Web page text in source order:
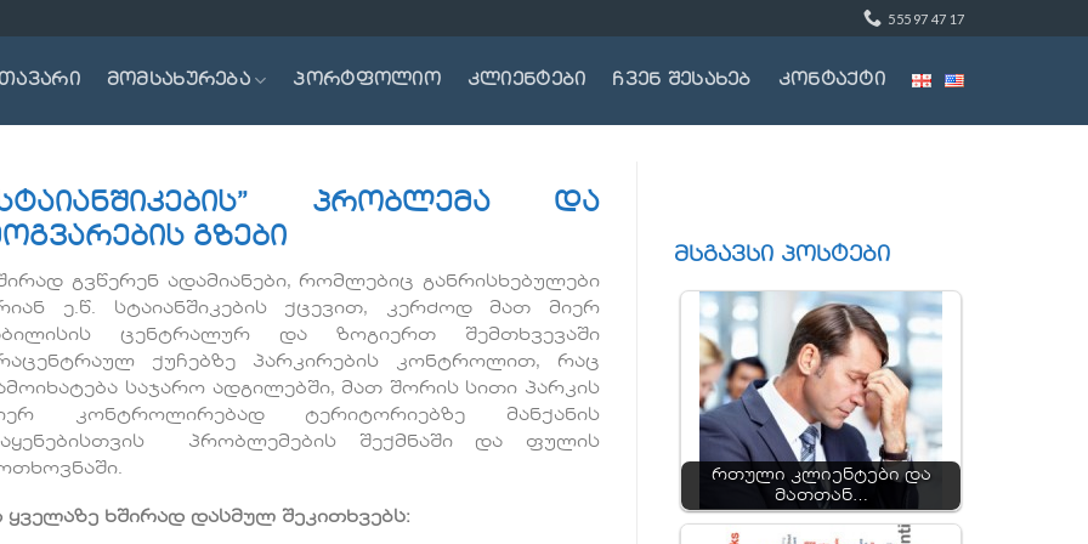
555 97 47 17
მომსახურება პორტფოლიო კლიენტები ჩვენ შესახებ კონტაქტი
პრობლემა და
გზები
გვწერენ ადამიანები, რომლებიც განრისხებულები
ე.წ. სტაიანშიკების ქცევით, კერძოდ მათ მიერ
ცენტრალურ და ზოგიერთ შემთხვევაში
ქუჩებზე პარკირების კონტროლით, რაც
საჯარო ადგილებში, მათ შორის სითი პარკის
კონტროლირებად ტერიტორიებზე მანქანის
პრობლემების შექმნაში და ფულის
ყველაზე ხშირად დასმულ შეკითხვებს:
მსგავსი პოსტები
რთული კლიენტები და
მათთან…